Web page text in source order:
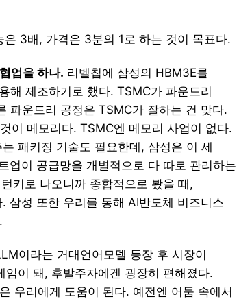
은 3배, 가격은 3분의 1로 하는 것이 목표다.
업을 하나. 리벨칩에 삼성의 HBM3E를
해 제조하기로 했다. TSMC가 파운드리
파운드리 공정은 TSMC가 잘하는 건 맞다.
이 메모리다. TSMC엔 메모리 사업이 없다.
패키징 기술도 필요한데, 삼성은 이 세
업이 공급망을 개별적으로 다 따로 관리하는
키로 나오니까 종합적으로 봤을 때,
삼성 또한 우리를 통해 AI반도체 비즈니스
이라는 거대언어모델 등장 후 시장이
이 돼, 후발주자에겐 굉장히 편해졌다.
우리에게 도움이 된다. 예전엔 어둠 속에서